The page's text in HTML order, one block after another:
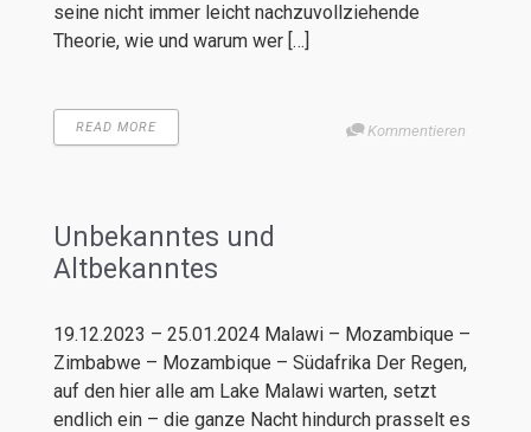
seine nicht immer leicht nachzuvollziehende
Theorie, wie und warum wer […]
READ MORE Kommentieren
Unbekanntes und
Altbekanntes
19.12.2023 – 25.01.2024 Malawi – Mozambique –
Zimbabwe – Mozambique – Südafrika Der Regen,
auf den hier alle am Lake Malawi warten, setzt
endlich ein – die ganze Nacht hindurch prasselt es